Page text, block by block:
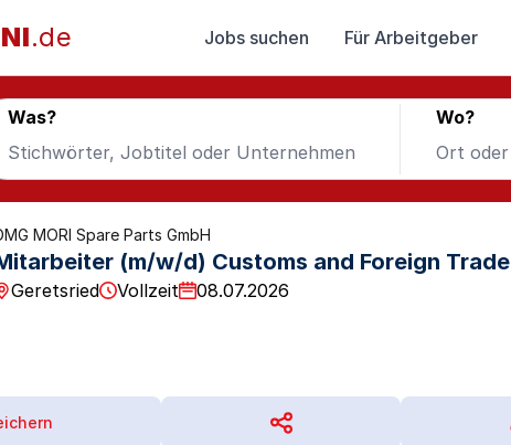
.de Jobs suchen Für Arbeitgeber
Was? Wo?
MORI Spare Parts GmbH
(m/w/d) Customs and Foreign Trade
Geretsried Vollzeit 08.07.2026